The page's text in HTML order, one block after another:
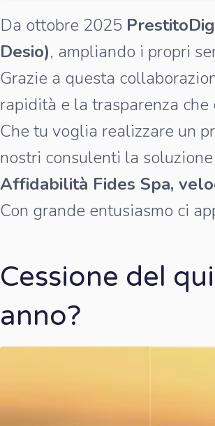
Da ottobre 2025
Desio), ampliando i propri
Grazie a questa
rapidità e la trasparenza
Che tu voglia realizzare un
nostri consulenti la
Affidabilità Fides Spa,
Con grande entusiasmo ci
Cessione del
anno?